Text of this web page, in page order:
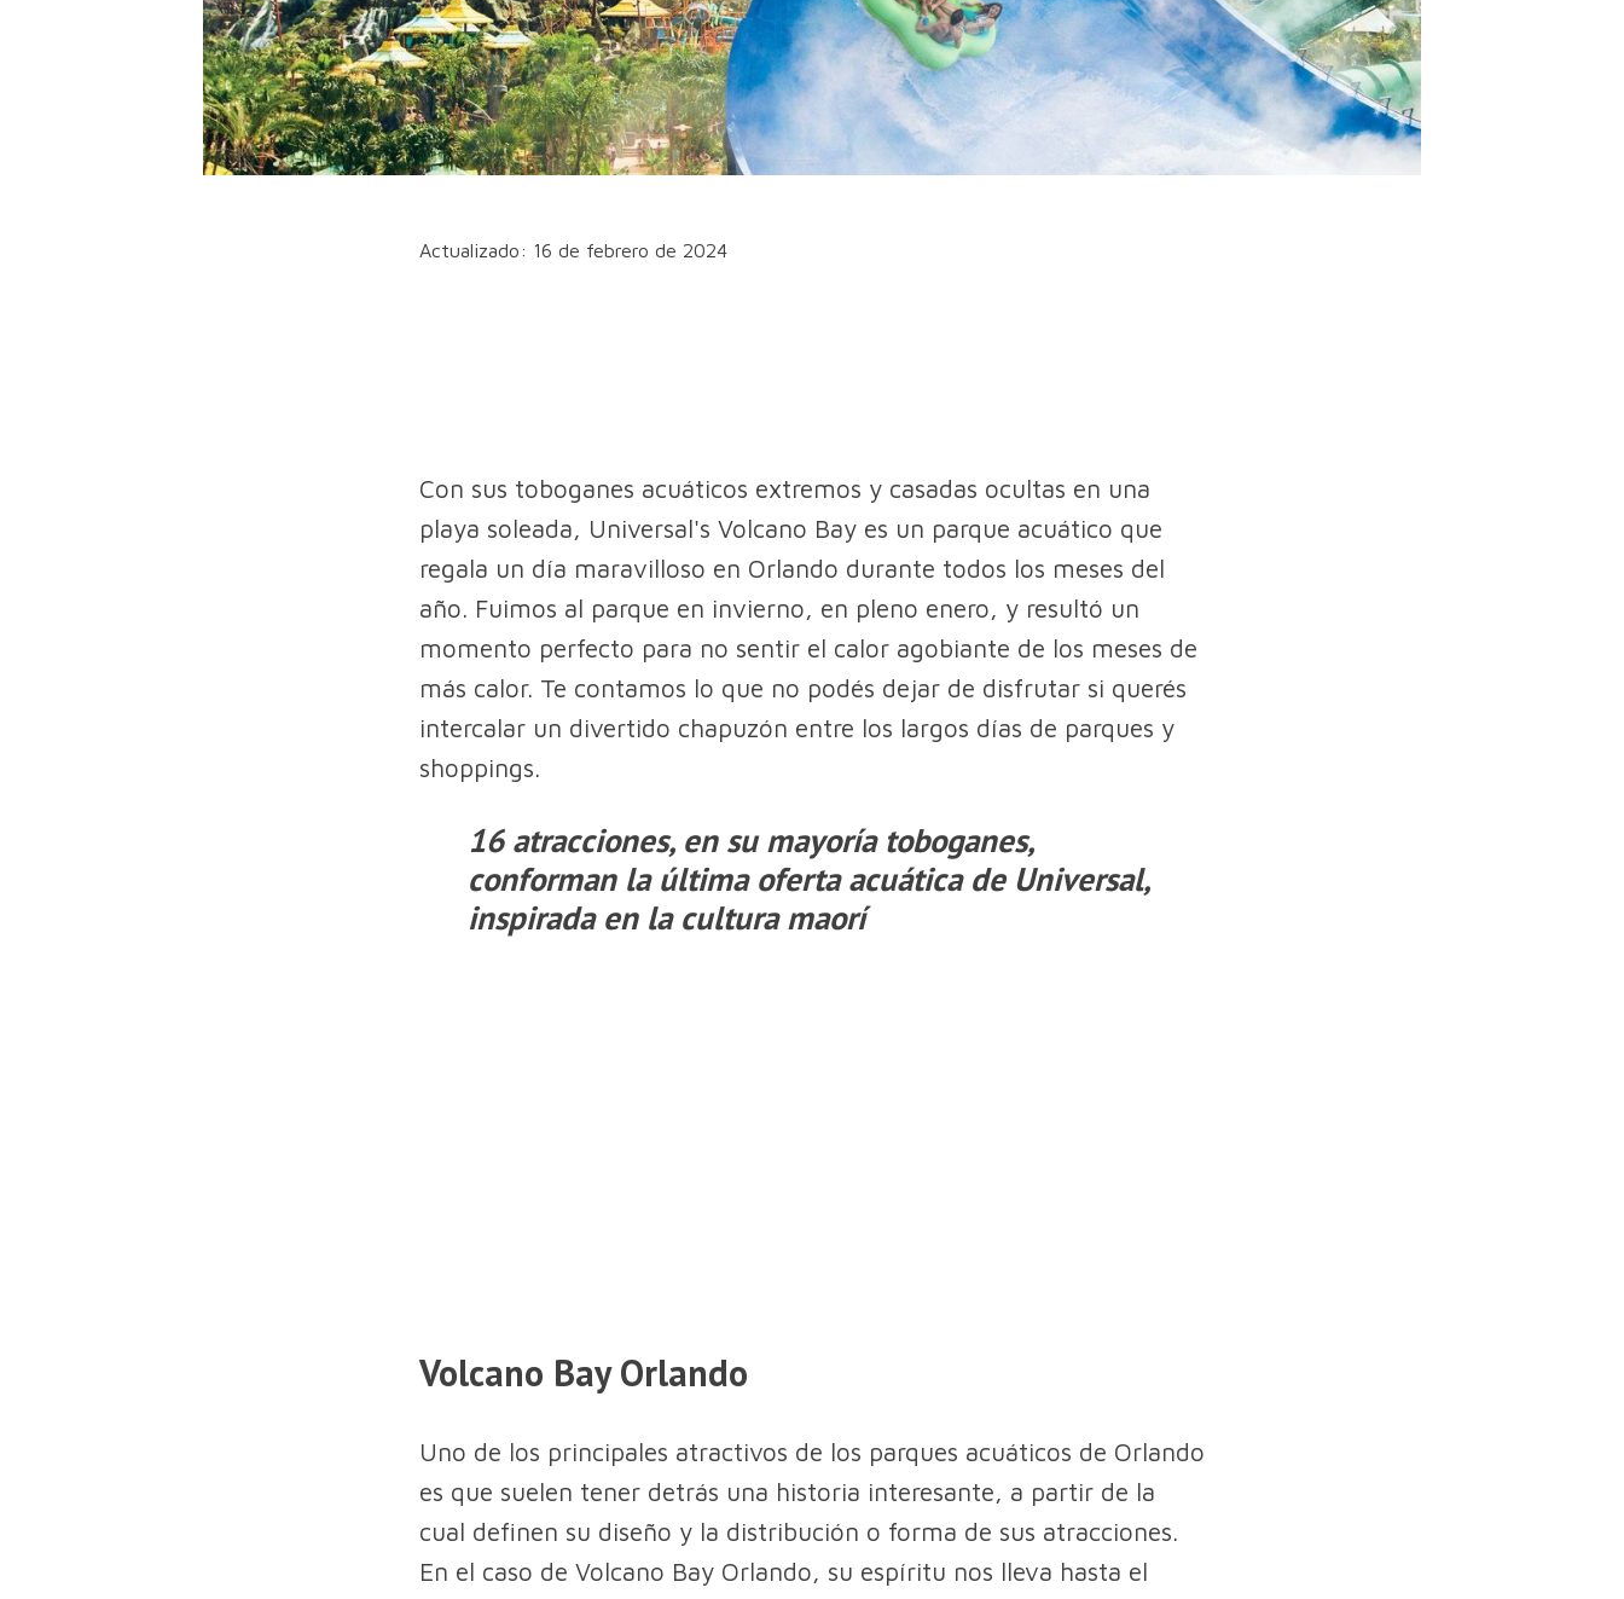
Actualizado: 16 de febrero de 2024
Con sus toboganes acuáticos extremos y casadas ocultas en una
playa soleada, Universal's Volcano Bay es un parque acuático que
regala un día maravilloso en Orlando durante todos los meses del
año. Fuimos al parque en invierno, en pleno enero, y resultó un
momento perfecto para no sentir el calor agobiante de los meses de
más calor. Te contamos lo que no podés dejar de disfrutar si querés
intercalar un divertido chapuzón entre los largos días de parques y
shoppings.
16 atracciones, en su mayoría toboganes,
conforman la última oferta acuática de Universal,
inspirada en la cultura maorí
Volcano Bay Orlando
Uno de los principales atractivos de los parques acuáticos de Orlando
es que suelen tener detrás una historia interesante, a partir de la
cual definen su diseño y la distribución o forma de sus atracciones.
En el caso de Volcano Bay Orlando, su espíritu nos lleva hasta el